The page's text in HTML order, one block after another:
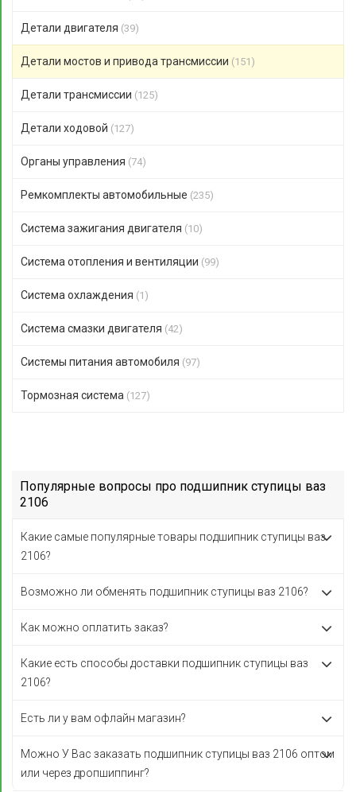
Детали двигателя (39)
Детали мостов и привода трансмиссии (151)
Детали трансмиссии (125)
Детали ходовой (127)
Органы управления (74)
Ремкомплекты автомобильные (235)
Система зажигания двигателя (10)
Система отопления и вентиляции (99)
Система охлаждения (1)
Система смазки двигателя (42)
Системы питания автомобиля (97)
Тормозная система (127)
Популярные вопросы про подшипник ступицы ваз
2106
Какие самые популярные товары подшипник ступицы ваз
2106?
Возможно ли обменять подшипник ступицы ваз 2106?
Как можно оплатить заказ?
Какие есть способы доставки подшипник ступицы ваз
2106?
Есть ли у вам офлайн магазин?
Можно У Вас заказать подшипник ступицы ваз 2106 оптом
или через дропшиппинг?